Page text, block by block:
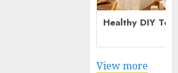
Healthy DIY
View more